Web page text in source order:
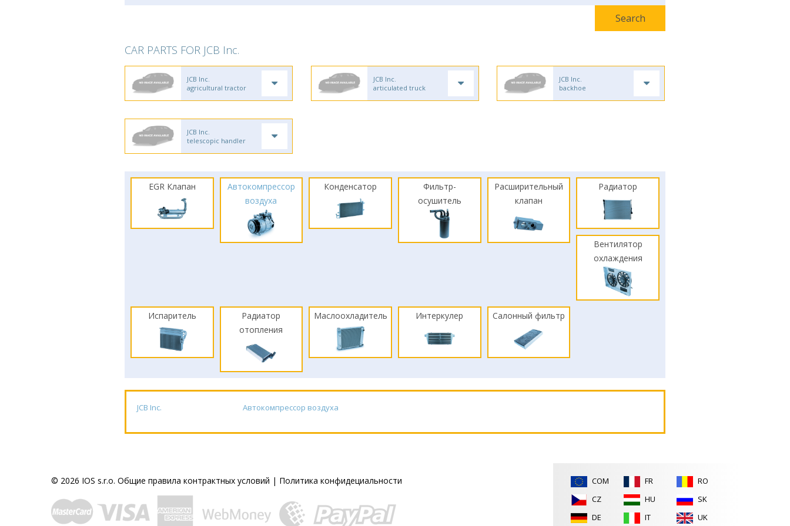
CAR PARTS FOR JCB Inc.
JCB Inc.
agricultural tractor
JCB Inc.
articulated truck
JCB Inc.
backhoe
JCB Inc.
telescopic handler
EGR Клапан
Автокомпрессор
воздуха
Конденсатор
Фильтр-
осушитель
Расширительный
клапан
Радиатор
Вентилятор
охлаждения
Испаритель
Радиатор
отопления
Маслоохладитель Интеркулер Салонный фильтр
JCB Inc. Автокомпрессор воздуха
© 2026 IOS s.r.o. Общие правила контрактных условий | Политика конфидециальности
COM
CZ
DE
FR
HU
IT
RO
SK
UK